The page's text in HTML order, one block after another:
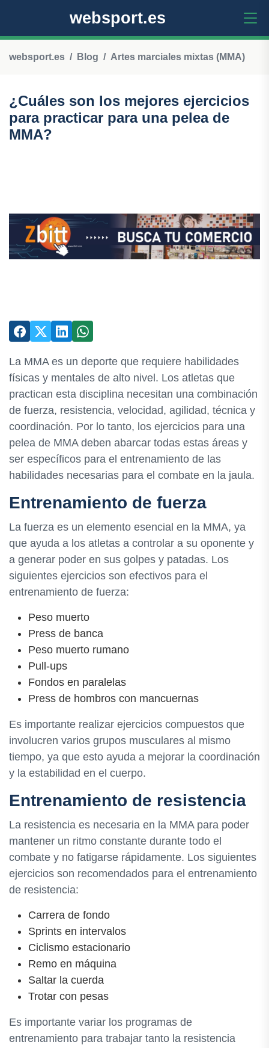
websport.es
websport.es Blog Artes marciales mixtas (MMA)
¿Cuáles son los mejores ejercicios
para practicar para una pelea de
MMA?
La MMA es un deporte que requiere habilidades
físicas y mentales de alto nivel. Los atletas que
practican esta disciplina necesitan una combinación
de fuerza, resistencia, velocidad, agilidad, técnica y
coordinación. Por lo tanto, los ejercicios para una
pelea de MMA deben abarcar todas estas áreas y
ser específicos para el entrenamiento de las
habilidades necesarias para el combate en la jaula.
Entrenamiento de fuerza
La fuerza es un elemento esencial en la MMA, ya
que ayuda a los atletas a controlar a su oponente y
a generar poder en sus golpes y patadas. Los
siguientes ejercicios son efectivos para el
entrenamiento de fuerza:
Peso muerto
Press de banca
Peso muerto rumano
Pull-ups
Fondos en paralelas
Press de hombros con mancuernas
Es importante realizar ejercicios compuestos que
involucren varios grupos musculares al mismo
tiempo, ya que esto ayuda a mejorar la coordinación
y la estabilidad en el cuerpo.
Entrenamiento de resistencia
La resistencia es necesaria en la MMA para poder
mantener un ritmo constante durante todo el
combate y no fatigarse rápidamente. Los siguientes
ejercicios son recomendados para el entrenamiento
de resistencia:
Carrera de fondo
Sprints en intervalos
Ciclismo estacionario
Remo en máquina
Saltar la cuerda
Trotar con pesas
Es importante variar los programas de
entrenamiento para trabajar tanto la resistencia